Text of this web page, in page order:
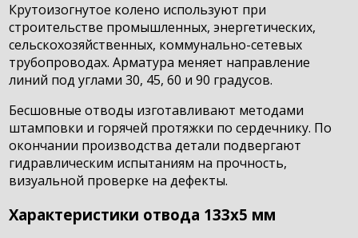
Крутоизогнутое колено используют при
строительстве промышленных, энергетических,
сельскохозяйственных, коммунально-сетевых
трубопроводах. Арматура меняет направление
линий под углами 30, 45, 60 и 90 градусов.
Бесшовные отводы изготавливают методами
штамповки и горячей протяжки по сердечнику. По
окончании производства детали подвергают
гидравлическим испытаниям на прочность,
визуальной проверке на дефекты.
Характеристики отвода 133х5 мм